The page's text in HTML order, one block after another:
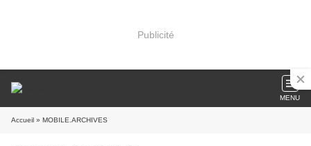
Publicité
MENU
Accueil » MOBILE.ARCHIVES